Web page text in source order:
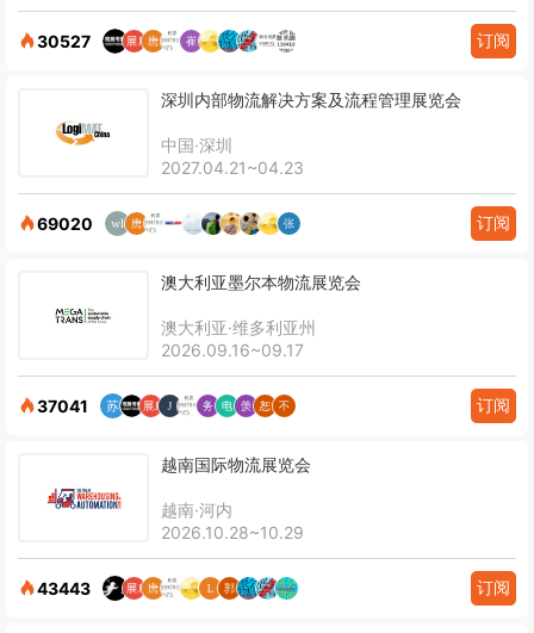
30527 订阅
深圳内部物流解决方案及流程管理展览会
中国·深圳
2027.04.21~04.23
69020 订阅
澳大利亚墨尔本物流展览会
澳大利亚·维多利亚州
2026.09.16~09.17
37041 订阅
越南国际物流展览会
越南·河内
2026.10.28~10.29
43443 订阅